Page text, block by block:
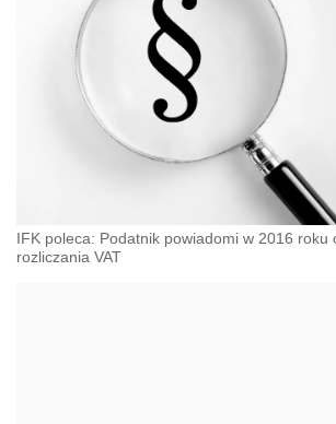
IFK poleca: Podatnik powiadomi w 2016 roku
rozliczania VAT